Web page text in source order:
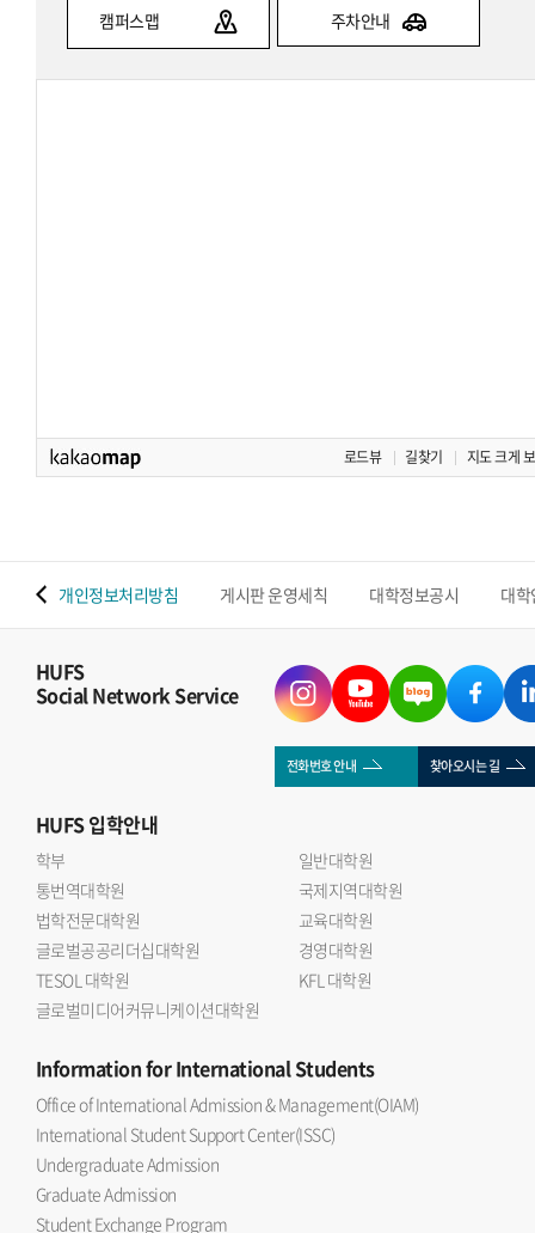
캠퍼스맵 주차안내
로드뷰 길찾기 지도 크게
개인정보처리방침 게시판 운영세칙 대학정보공시 대
HUFS
Social Network Service
전화번호 안내 찾아오시는 길
HUFS입학안내
학부
일반대학원
통번역대학원
국제지역대학원
법학전문대학원
교육대학원
글로벌공공리더십대학원
경영대학원
TESOL 대학원
KFL 대학원
글로벌미디어커뮤니케이션대학원
Informationfor International Students
Office of International Admission & Management(OIAM)
International Student Support Center(ISSC)
Undergraduate Admission
Graduate Admission
Student Exchange Program